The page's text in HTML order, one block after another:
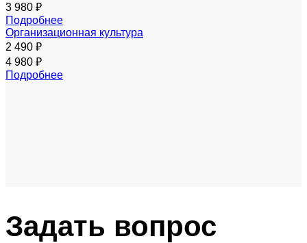
3 980 ₽
Подробнее
Организационная культура
2 490 ₽
4 980 ₽
Подробнее
Задать вопрос